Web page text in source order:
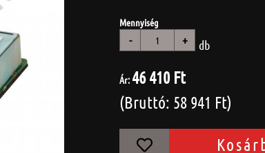
Mennyiség
- + db
Ár: 46 410 Ft
(Bruttó: 58 941 Ft)